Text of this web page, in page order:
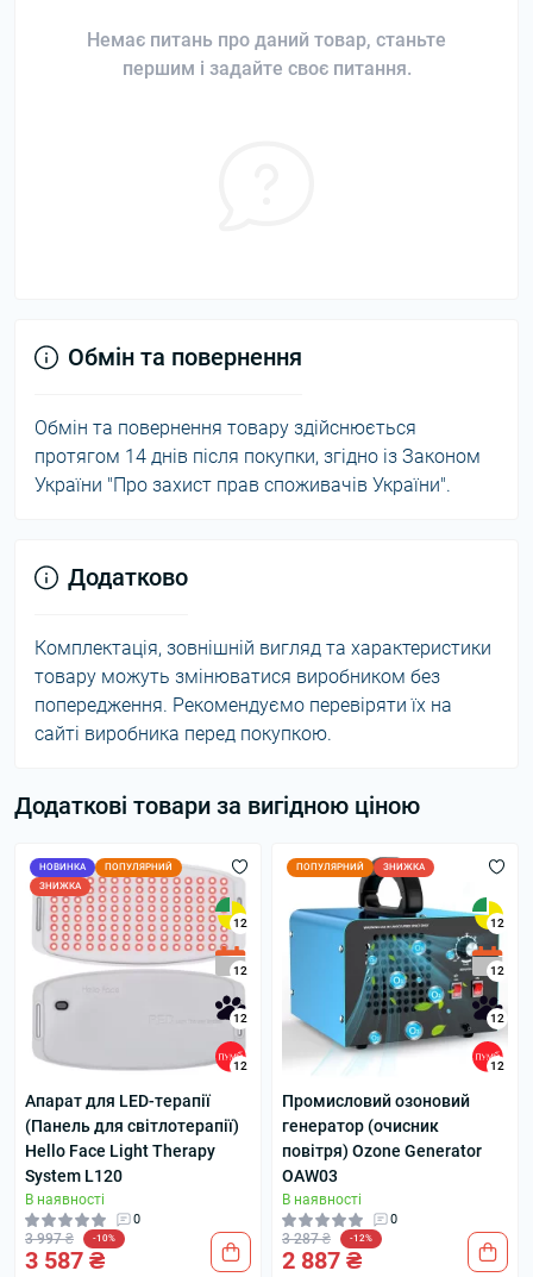
Немає питань про даний товар, станьте
першим і задайте своє питання.
Обмін та повернення
Обмін та повернення товару здійснюється
протягом 14 днів після покупки, згідно із Законом
України "Про захист прав споживачів України".
Додатково
Комплектація, зовнішній вигляд та характеристики
товару можуть змінюватися виробником без
попередження. Рекомендуємо перевіряти їх на
сайті виробника перед покупкою.
Додаткові товари за вигідною ціною
НОВИНКА
ПОПУЛЯРНИЙ
ЗНИЖКА
12
12
12
12
Апарат для LED-терапії
(Панель для світлотерапії)
Hello Face Light Therapy
System L120
В наявності
0
3 997 ₴ -10%
3 587 ₴
ПОПУЛЯРНИЙ ЗНИЖКА
12
12
12
12
Промисловий озоновий
генератор (очисник
повітря) Ozone Generator
OAW03
В наявності
0
3 287 ₴ -12%
2 887 ₴